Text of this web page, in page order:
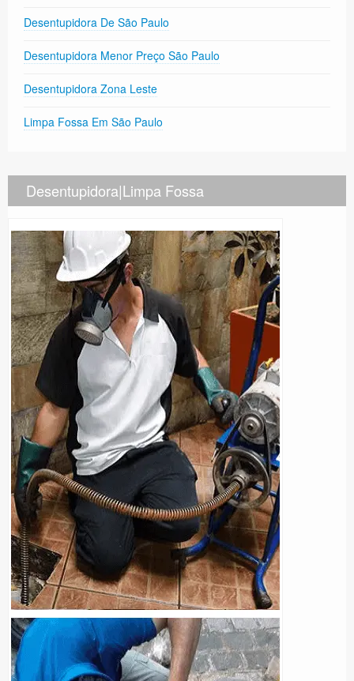
Desentupidora De São Paulo
Desentupidora Menor Preço São Paulo
Desentupidora Zona Leste
Limpa Fossa Em São Paulo
Desentupidora|Limpa Fossa